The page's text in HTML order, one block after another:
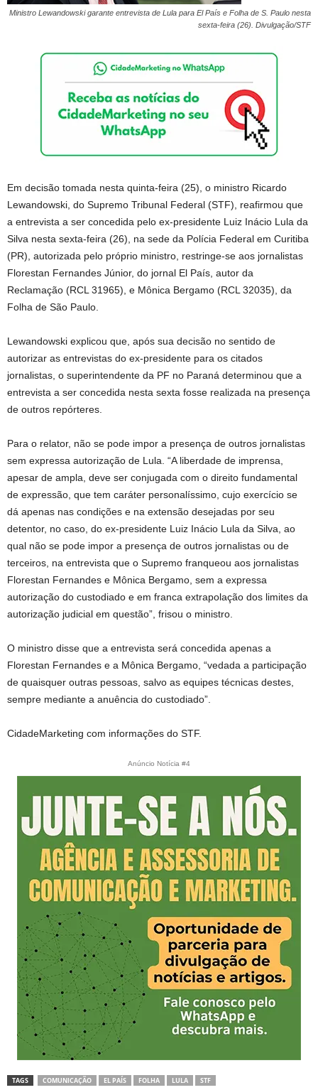
Ministro Lewandowski garante entrevista de Lula para El País e Folha de S. Paulo nesta
sexta-feira (26). Divulgação/STF
Em decisão tomada nesta quinta-feira (25), o ministro Ricardo
Lewandowski, do Supremo Tribunal Federal (STF), reafirmou que
a entrevista a ser concedida pelo ex-presidente Luiz Inácio Lula da
Silva nesta sexta-feira (26), na sede da Polícia Federal em Curitiba
(PR), autorizada pelo próprio ministro, restringe-se aos jornalistas
Florestan Fernandes Júnior, do jornal El País, autor da
Reclamação (RCL 31965), e Mônica Bergamo (RCL 32035), da
Folha de São Paulo.
Lewandowski explicou que, após sua decisão no sentido de
autorizar as entrevistas do ex-presidente para os citados
jornalistas, o superintendente da PF no Paraná determinou que a
entrevista a ser concedida nesta sexta fosse realizada na presença
de outros repórteres.
Para o relator, não se pode impor a presença de outros jornalistas
sem expressa autorização de Lula. “A liberdade de imprensa,
apesar de ampla, deve ser conjugada com o direito fundamental
de expressão, que tem caráter personalíssimo, cujo exercício se
dá apenas nas condições e na extensão desejadas por seu
detentor, no caso, do ex-presidente Luiz Inácio Lula da Silva, ao
qual não se pode impor a presença de outros jornalistas ou de
terceiros, na entrevista que o Supremo franqueou aos jornalistas
Florestan Fernandes e Mônica Bergamo, sem a expressa
autorização do custodiado e em franca extrapolação dos limites da
autorização judicial em questão”, frisou o ministro.
O ministro disse que a entrevista será concedida apenas a
Florestan Fernandes e a Mônica Bergamo, “vedada a participação
de quaisquer outras pessoas, salvo as equipes técnicas destes,
sempre mediante a anuência do custodiado”.
CidadeMarketing com informações do STF.
Anúncio Notícia #4
TAGS COMUNICAÇÃO EL PAÍS FOLHA LULA STF